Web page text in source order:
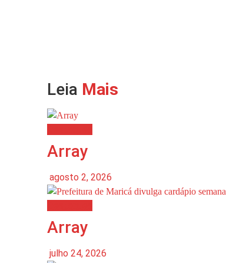
Leia Mais
Array
agosto 2, 2026
Array
julho 24, 2026